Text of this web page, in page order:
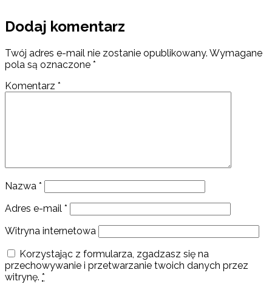
Dodaj komentarz
Twój adres e-mail nie zostanie opublikowany. Wymagane
pola są oznaczone *
Komentarz *
Nazwa *
Adres e-mail *
Witryna internetowa
Korzystając z formularza, zgadzasz się na
przechowywanie i przetwarzanie twoich danych przez
witrynę. *